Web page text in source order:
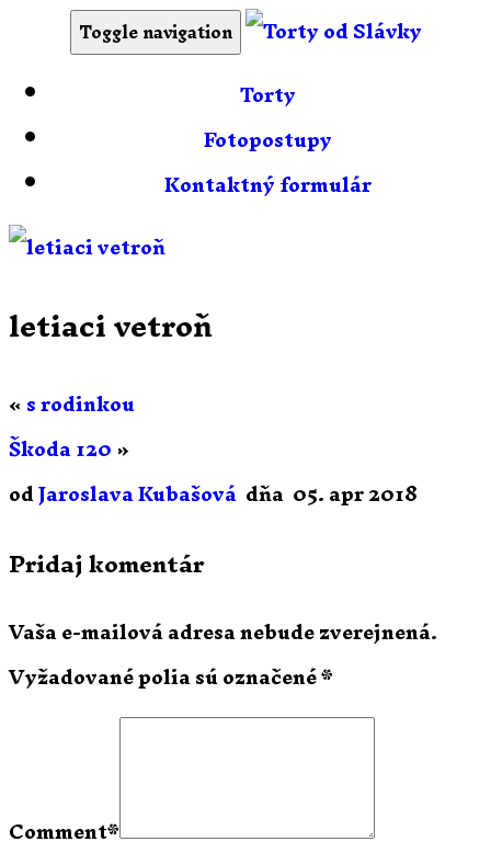
Toggle navigation
Torty
Fotopostupy
Kontaktný formulár
letiaci vetroň
«s rodinkou
Škoda 120»
odJaroslava Kubašová dňa 05. apr 2018
Pridaj komentár
Vaša e-mailová adresa nebude zverejnená.
Vyžadované polia sú označené*
Comment*